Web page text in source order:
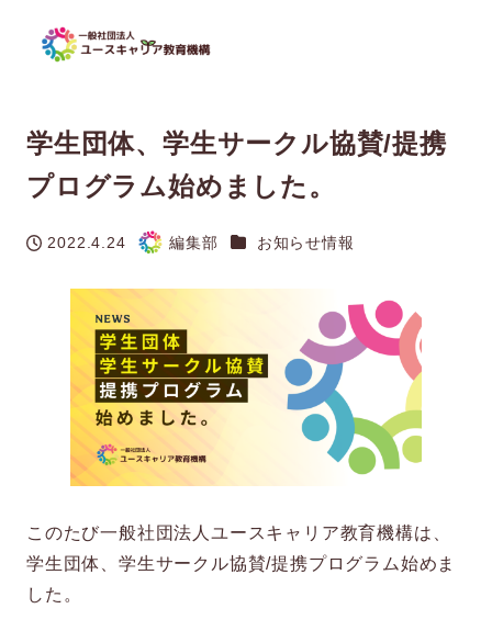
学生団体、学生サークル協賛/提携
プログラム始めました。
投稿日
2022.4.24
著
編集部 カテゴリー
お知らせ情報
このたび一般社団法人ユースキャリア教育機構は、
学生団体、学生サークル協賛/提携プログラム始めま
した。